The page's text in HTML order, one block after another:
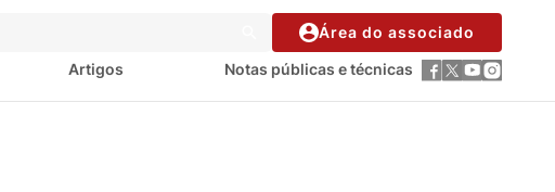
Área do associado
Artigos Notas públicas e técnicas